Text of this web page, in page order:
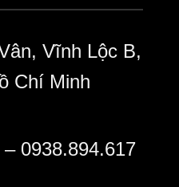
Vĩnh Lộc B,
Chí Minh
0938.894.617